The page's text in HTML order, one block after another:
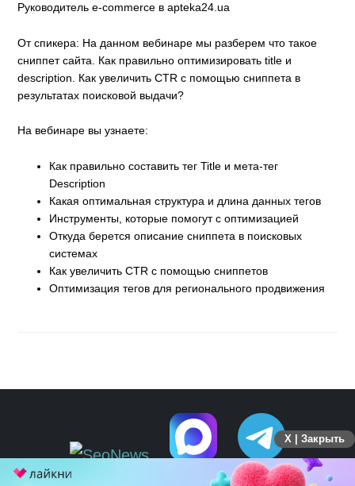
Руководитель e-commerce в apteka24.ua
От спикера: На данном вебинаре мы разберем что такое
сниппет сайта. Как правильно оптимизировать title и
description. Как увеличить CTR с помощью сниппета в
результатах поисковой выдачи?
На вебинаре вы узнаете:
Как правильно составить тег Title и мета-тег
Description
Какая оптимальная структура и длина данных тегов
Инструменты, которые помогут с оптимизацией
Откуда берется описание сниппета в поисковых
системах
Как увеличить CTR с помощью сниппетов
Оптимизация тегов для регионального продвижения
X | Закрыть